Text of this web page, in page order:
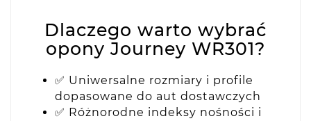
Dlaczego warto wybrać
opony Journey WR301?
✅ Uniwersalne rozmiary i profile
dopasowane do aut dostawczych
✅ Różnorodne indeksy nośności i